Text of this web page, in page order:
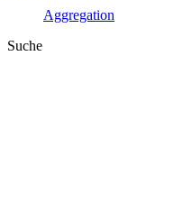
Aggregation
Suche